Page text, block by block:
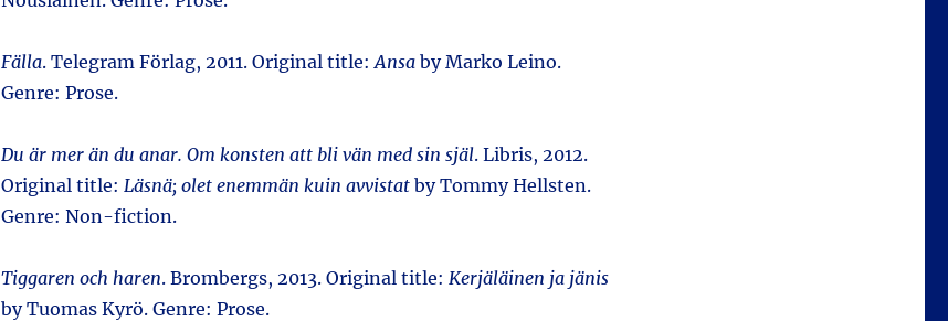
Fälla. Telegram Förlag, 2011. Original title: Ansa by Marko Leino.
Genre: Prose.
Du är mer än du anar. Om konsten att bli vän med sin själ. Libris, 2012.
Original title: Läsnä; olet enemmän kuin avvistat by Tommy Hellsten.
Genre: Non-fiction.
Tiggaren och haren. Brombergs, 2013. Original title: Kerjäläinen ja jänis
by Tuomas Kyrö. Genre: Prose.